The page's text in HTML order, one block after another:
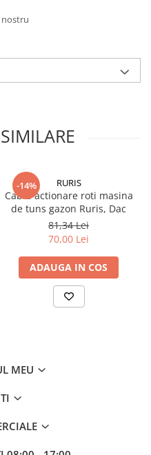
-14% RURIS
Cablu actionare roti masina
de tuns gazon Ruris, Dac
81,34 Lei
70,00 Lei
ADAUGA IN COS
MEU